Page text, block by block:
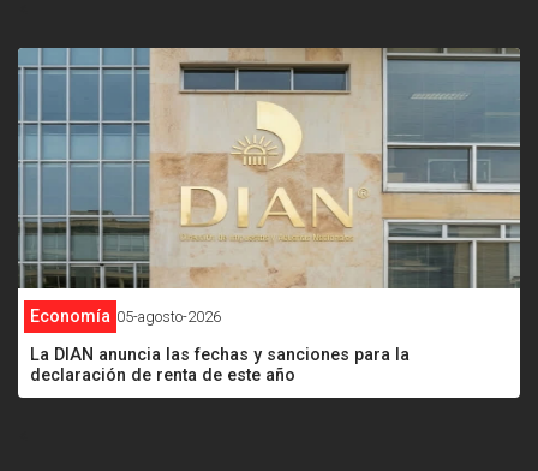
Economía 05-agosto-2026
La DIAN anuncia las fechas y sanciones para la
declaración de renta de este año